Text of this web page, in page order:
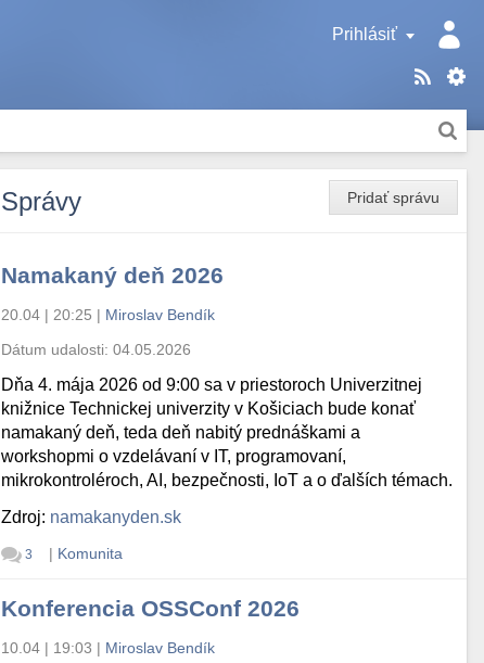
Prihlásiť
Pridať správu
Správy
Namakaný deň 2026
20.04 | 20:25 | Miroslav Bendík
Dátum udalosti:04.05.2026
Dňa 4. mája 2026 od 9:00 sa v priestoroch Univerzitnej
knižnice Technickej univerzity v Košiciach bude konať
namakaný deň, teda deň nabitý prednáškami a
workshopmi o vzdelávaní v IT, programovaní,
mikrokontroléroch, AI, bezpečnosti, IoT a o ďalších témach.
Zdroj: namakanyden.sk
3 | Komunita
Konferencia OSSConf 2026
10.04 | 19:03 | Miroslav Bendík